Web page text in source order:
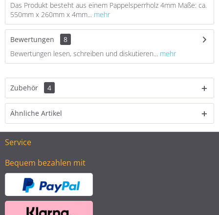
Das Produkt besteht aus einem Pappelsperrholz 4mm Maße: ca.
550mm x 260mm x 4mm... mehr
Bewertungen
8
Bewertungen lesen, schreiben und diskutieren... mehr
Zubehör 4
Ähnliche Artikel
Service
Bequem bezahlen mit